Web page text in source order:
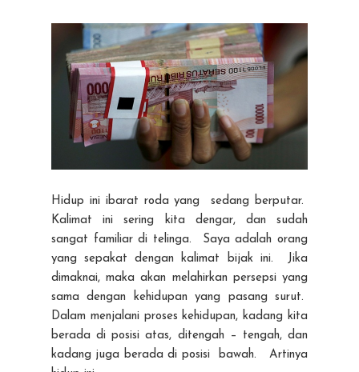
Hidup ini ibarat roda yang sedang berputar.
Kalimat ini sering kita dengar, dan sudah
sangat familiar di telinga. Saya adalah orang
yang sepakat dengan kalimat bijak ini. Jika
dimaknai, maka akan melahirkan persepsi yang
sama dengan kehidupan yang pasang surut.
Dalam menjalani proses kehidupan, kadang kita
berada di posisi atas, ditengah – tengah, dan
kadang juga berada di posisi bawah. Artinya